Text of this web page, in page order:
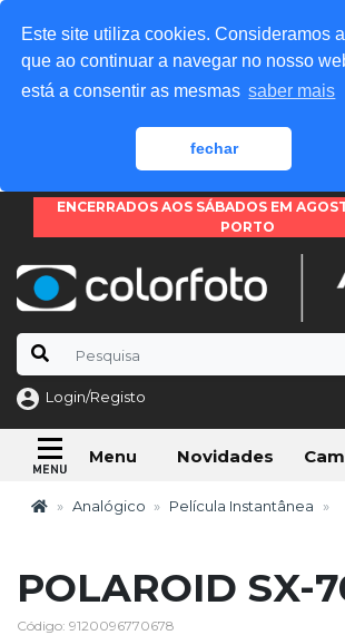
Este site utiliza cookies. Consideramos
que ao continuar a navegar no nosso
está a consentir as mesmas saber mais
fechar
ENCERRADOS AOS SÁBADOS EM
PORTO
Login/Registo
Menu Novidades
Analógico Película Instantânea
POLAROID SX-
Código: 9120096770678